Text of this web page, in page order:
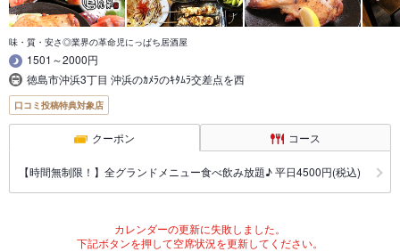
味・質・安さ◎業界の革命児にっぱち居酒屋
1501～2000円
徳島市沖浜3丁目 沖浜のｶﾒﾗのｷﾀﾑﾗ交差点を西
口コミ投稿特典対象店
クーポン コース
【時間無制限！】全グランドメニュー食べ飲み放題♪ 平日4500円(税込)
カレンダーの更新に失敗しました。
下記ボタンを押して空席状況を更新してください。